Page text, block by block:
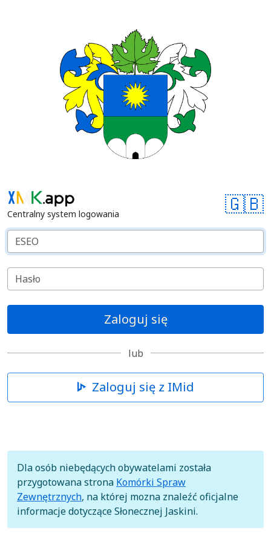
Centralny system logowania 🇬🇧
Zaloguj się
lub
Zaloguj się z IMid
Dla osób niebędących obywatelami została
przygotowana strona Komórki Spraw
Zewnętrznych, na której mozna znaleźć oficjalne
informacje dotyczące Słonecznej Jaskini.